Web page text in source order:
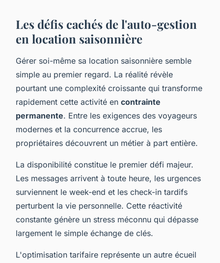
Les défis cachés de l'auto-gestion
en location saisonnière
Gérer soi-même sa location saisonnière semble
simple au premier regard. La réalité révèle
pourtant une complexité croissante qui transforme
rapidement cette activité en contrainte
permanente. Entre les exigences des voyageurs
modernes et la concurrence accrue, les
propriétaires découvrent un métier à part entière.
La disponibilité constitue le premier défi majeur.
Les messages arrivent à toute heure, les urgences
surviennent le week-end et les check-in tardifs
perturbent la vie personnelle. Cette réactivité
constante génère un stress méconnu qui dépasse
largement le simple échange de clés.
L'optimisation tarifaire représente un autre écueil